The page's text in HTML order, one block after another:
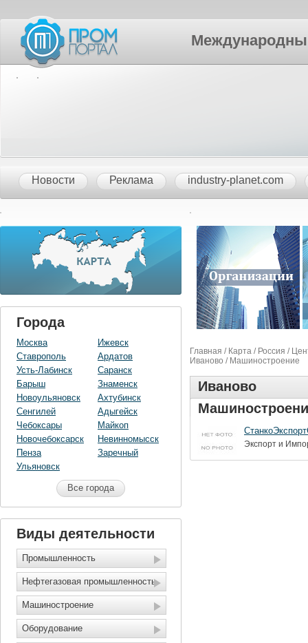
Международный
Новости Реклама industry-planet.com
Города
Москва
Ставрополь
Усть-Лабинск
Барыш
Новоульяновск
Сенгилей
Чебоксары
Новочебоксарск
Пенза
Ульяновск
Ижевск
Ардатов
Саранск
Знаменск
Ахтубинск
Адыгейск
Майкоп
Невинномысск
Заречный
Все города
Виды деятельности
Промышленность
Нефтегазовая промышленность
Машиностроение
Оборудование
Главная / Карта / Россия /
Иваново / Машиностроение
Иваново
Экспорт и